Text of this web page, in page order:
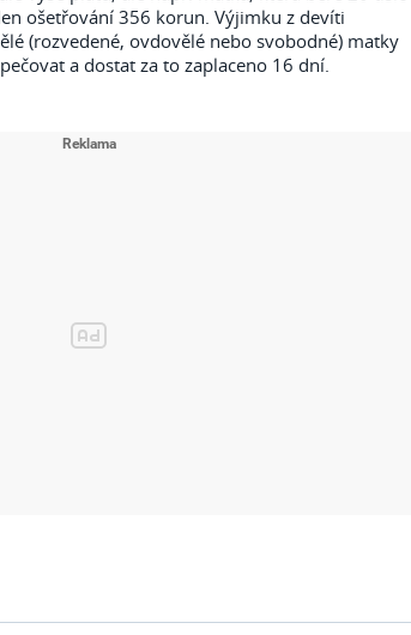
ošetřování 356 korun. Výjimku z devíti
(rozvedené, ovdovělé nebo svobodné) matky
a dostat za to zaplaceno 16 dní.